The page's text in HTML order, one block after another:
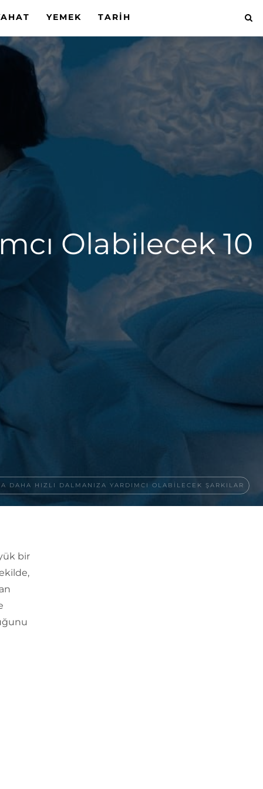
YEMEK TARIH
Olabilecek 10
DAHA HIZLI DALMANIZA YARDIMCI OLABILECEK ŞARKILAR
bir